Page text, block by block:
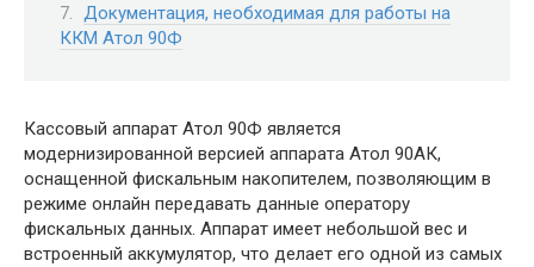
Документация, необходимая для работы на
ККМ Атол 90Ф
Кассовый аппарат Атол 90Ф является
модернизированной версией аппарата Атол 90АК,
оснащенной фискальным накопителем, позволяющим в
режиме онлайн передавать данные оператору
фискальных данных. Аппарат имеет небольшой вес и
встроенный аккумулятор, что делает его одной из самых